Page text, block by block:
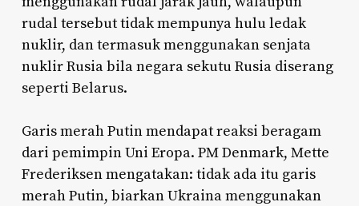
rudal tersebut tidak mempunya hulu ledak
nuklir, dan termasuk menggunakan senjata
nuklir Rusia bila negara sekutu Rusia diserang
seperti Belarus.
Garis merah Putin mendapat reaksi beragam
dari pemimpin Uni Eropa. PM Denmark, Mette
Frederiksen mengatakan: tidak ada itu garis
merah Putin, biarkan Ukraina menggunakan